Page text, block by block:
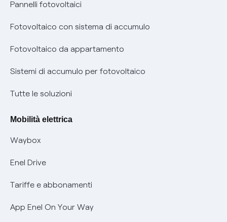
Diritto di ripensamento
Parental Control – Navigazione sicura
Informazioni precontrattuali prodotti e servizi
Condizioni generali di contratto prodotti e servizi
Informativa RAEE
Informativa Privacy AI
prescrizione
Remit
Certificazioni
Nuove regole europee per la protezione dei dati
Offerte Placet non vulnerabili
Offerta Tutela Vulnerabilità Gas
Mobilità Elettrica
Phishing e truffe online
Verifica chi ti ha chiamato
Pannelli fotovoltaici
Fotovoltaico con sistema di accumulo
Fotovoltaico da appartamento
Sistemi di accumulo per fotovoltaico
Tutte le soluzioni
Mobilità elettrica
Waybox
Enel Drive
Tariffe e abbonamenti
App Enel On Your Way